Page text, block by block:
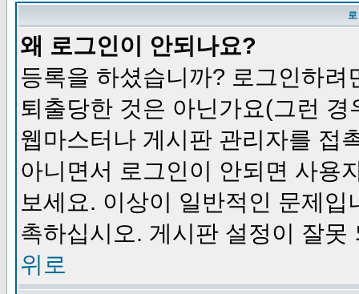
왜 로그인이 안되나요?
등록을 하셨습니까? 로그인하
퇴출당한 것은 아닌가요(그런
웹마스터나 게시판 관리자를 접
아니면서 로그인이 안되면 사용
보세요. 이상이 일반적인 문제
촉하십시오. 게시판 설정이 잘못
위로